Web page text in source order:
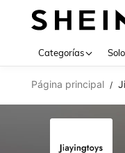
Categorías
Página principal /